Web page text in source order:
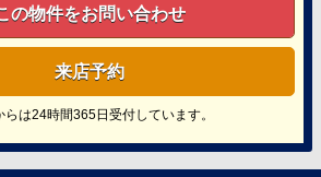
の物件をお問い合わせ
来店予約
らは24時間365日受付しています。